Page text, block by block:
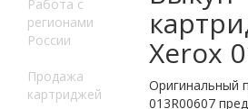
Работа с
регионами
России
Продажа
картриджей
Xerox
Оригинальный
013R00607